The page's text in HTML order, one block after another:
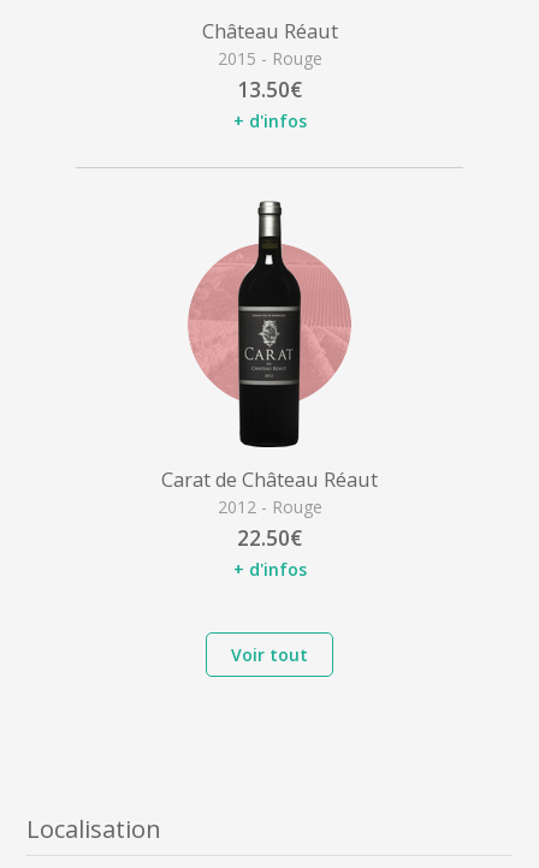
Château Réaut
2015 - Rouge
13.50€
+ d'infos
Carat de Château Réaut
2012 - Rouge
22.50€
+ d'infos
Voir tout
Localisation